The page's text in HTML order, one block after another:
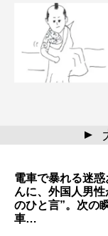
▲
電車で暴れる迷惑
んに、外国人男性
のひと言”。次の
車…